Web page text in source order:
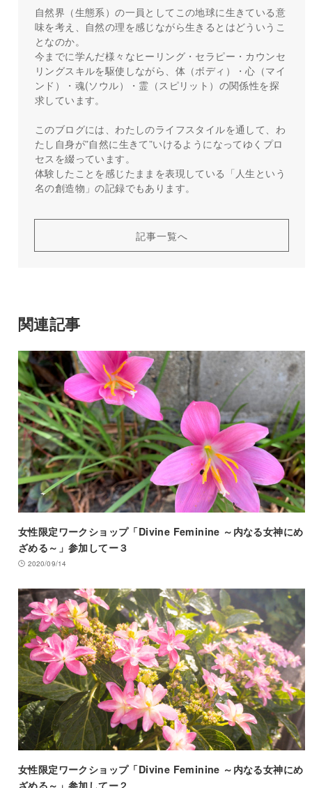
自然界（生態系）の一員としてこの地球に生きている意
味を考え、自然の理を感じながら生きるとはどういうこ
となのか。
今までに学んだ様々なヒーリング・セラピー・カウンセ
リングスキルを駆使しながら、体（ボディ）・心（マイ
ンド）・魂(ソウル）・霊（スピリット）の関係性を探
求しています。
このブログには、わたしのライフスタイルを通して、わ
たし自身が”自然に生きて”いけるようになってゆくプロ
セスを綴っています。
体験したことを感じたままを表現している「人生という
名の創造物」の記録でもあります。
記事一覧へ
関連記事
女性限定ワークショップ「Divine Feminine ～内なる女神にめ
ざめる～」参加してー３
2020/09/14
女性限定ワークショップ「Divine Feminine ～内なる女神にめ
ざめる～」参加してー２